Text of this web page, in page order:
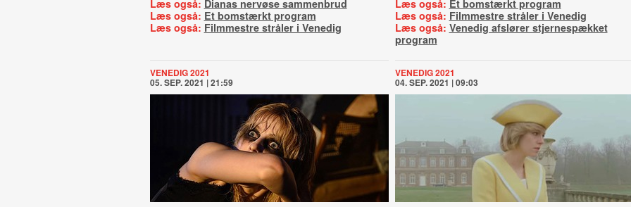
Læs også: Dianas nervøse sammenbrud
Læs også: Et bomstærkt program
Læs også: Filmmestre stråler i Venedig
Læs også: Et bomstærkt program
Læs også: Filmmestre stråler i Venedig
Læs også: Venedig afslører stjernespækket
program
VENEDIG 2021
05. SEP. 2021 | 21:59
VENEDIG 2021
04. SEP. 2021 | 09:03